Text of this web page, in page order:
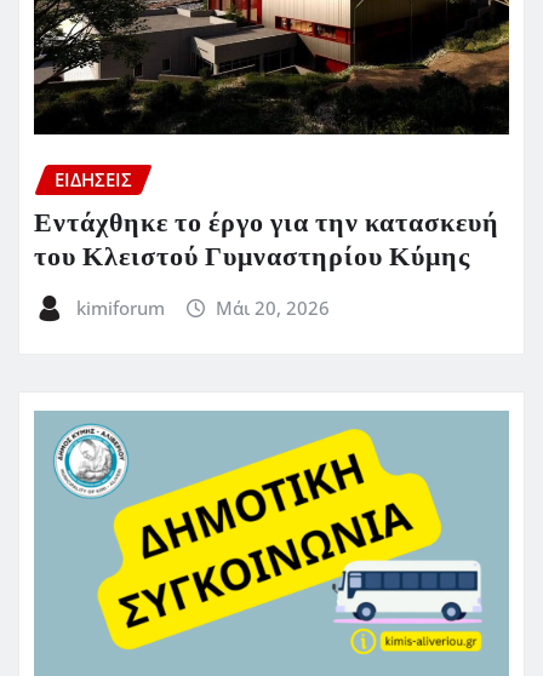
ΕΙΔΗΣΕΙΣ
Εντάχθηκε το έργο για την κατασκευή
του Κλειστού Γυμναστηρίου Κύμης
kimiforum Μάι 20, 2026